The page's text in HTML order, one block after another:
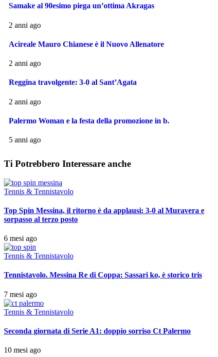
Samake al 90esimo piega un’ottima Akragas
2 anni ago
Acireale Mauro Chianese è il Nuovo Allenatore
2 anni ago
Reggina travolgente: 3-0 al Sant’Agata
2 anni ago
Palermo Woman e la festa della promozione in b.
5 anni ago
Ti Potrebbero Interessare anche
Tennis & Tennistavolo
Top Spin Messina, il ritorno è da applausi: 3-0 al Muravera e
sorpasso al terzo posto
6 mesi ago
Tennis & Tennistavolo
Tennistavolo. Messina Re di Coppa: Sassari ko, è storico tris
7 mesi ago
Tennis & Tennistavolo
Seconda giornata di Serie A1: doppio sorriso Ct Palermo
10 mesi ago